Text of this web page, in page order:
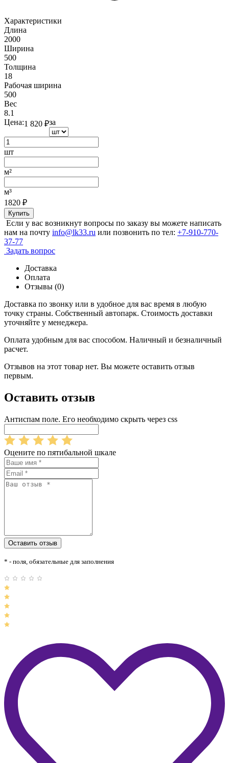
Характеристики
Длина
2000
Ширина
500
Толщина
18
Рабочая ширина
500
Вес
8.1
Цена:1 820 ₽за
шт
м²
м³
1820 ₽
Купить
Если у вас возникнут вопросы по заказу вы можете написать
нам на почту info@lk33.ru или позвонить по тел: +7-910-770-
37-77
Задать вопрос
Доставка
Оплата
Отзывы (0)
Доставка по звонку или в удобное для вас время в любую
точку страны. Собственный автопарк. Стоимость доставки
уточняйте у менеджера.
Оплата удобным для вас способом. Наличный и безналичный
расчет.
Отзывов на этот товар нет. Вы можете оставить отзыв
первым.
Оставить отзыв
Антиспам поле. Его необходимо скрыть через css
Оцените по пятибальной шкале
* - поля, обязательные для заполнения